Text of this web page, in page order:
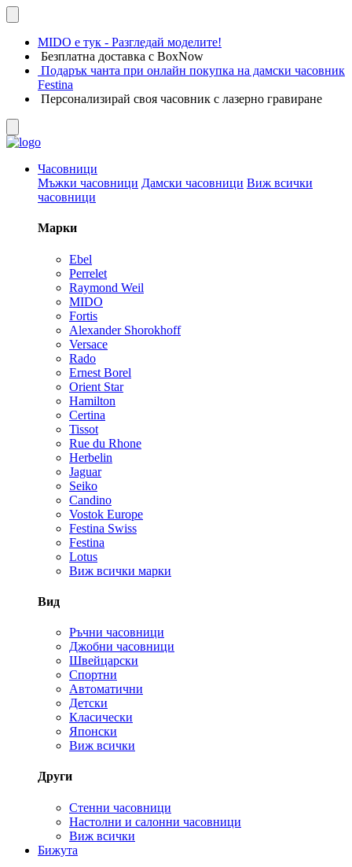
MIDO е тук - Разгледай моделите!
Безплатна доставка с BoxNow
Подарък чанта при онлайн покупка на дамски часовник
Festina
Персонализирай своя часовник с лазерно гравиране
Часовници
Мъжки часовници Дамски часовници Виж всички
часовници
Марки
Ebel
Perrelet
Raymond Weil
MIDO
Fortis
Alexander Shorokhoff
Versace
Rado
Ernest Borel
Orient Star
Hamilton
Certina
Tissot
Rue du Rhone
Herbelin
Jaguar
Seiko
Candino
Vostok Europe
Festina Swiss
Festina
Lotus
Виж всички марки
Вид
Ръчни часовници
Джобни часовници
Швейцарски
Спортни
Автоматични
Детски
Класически
Японски
Виж всички
Други
Стенни часовници
Настолни и салонни часовници
Виж всички
Бижута